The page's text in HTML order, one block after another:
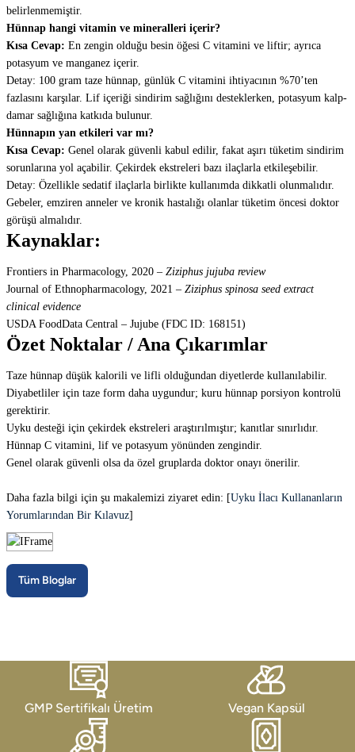
belirlenmemiştir.
Hünnap hangi vitamin ve mineralleri içerir?
Kısa Cevap: En zengin olduğu besin öğesi C vitamini ve liftir; ayrıca
potasyum ve manganez içerir.
Detay: 100 gram taze hünnap, günlük C vitamini ihtiyacının %70’ten
fazlasını karşılar. Lif içeriği sindirim sağlığını desteklerken, potasyum kalp-
damar sağlığına katkıda bulunur.
Hünnapın yan etkileri var mı?
Kısa Cevap: Genel olarak güvenli kabul edilir, fakat aşırı tüketim sindirim
sorunlarına yol açabilir. Çekirdek ekstreleri bazı ilaçlarla etkileşebilir.
Detay: Özellikle sedatif ilaçlarla birlikte kullanımda dikkatli olunmalıdır.
Gebeler, emziren anneler ve kronik hastalığı olanlar tüketim öncesi doktor
görüşü almalıdır.
Kaynaklar:
Frontiers in Pharmacology, 2020 – Ziziphus jujuba review
Journal of Ethnopharmacology, 2021 – Ziziphus spinosa seed extract
clinical evidence
USDA FoodData Central – Jujube (FDC ID: 168151)
Özet Noktalar / Ana Çıkarımlar
Taze hünnap düşük kalorili ve lifli olduğundan diyetlerde kullanılabilir.
Diyabetliler için taze form daha uygundur; kuru hünnap porsiyon kontrolü
gerektirir.
Uyku desteği için çekirdek ekstreleri araştırılmıştır; kanıtlar sınırlıdır.
Hünnap C vitamini, lif ve potasyum yönünden zengindir.
Genel olarak güvenli olsa da özel gruplarda doktor onayı önerilir.
Daha fazla bilgi için şu makalemizi ziyaret edin: [Uyku İlacı Kullananların
Yorumlarından Bir Kılavuz]
Tüm Bloglar
GMP Sertifikalı Üretim Vegan Kapsül